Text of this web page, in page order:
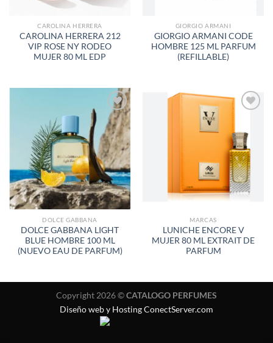
CAROLINA HERRERA
CAROLINA HERRERA 212
VIP ROSE NY RODEO
MUJER 80 ML EDP
GIORGIO ARMANI
GIORGIO ARMANI CODE
HOMBRE 125 ML PARFUM
(REFILLABLE)
AÑADIR
A LA
LISTA
DE
DESEOS
DOLCE GABBANA
DOLCE GABBANA LIGHT
BLUE HOMBRE 100 ML
(NUEVO EAU DE PARFUM)
AÑADIR
A LA
LISTA
DE
DESEOS
MARCAS
LUNICHE ENCORE V
MUJER 80 ML EXTRAIT DE
PARFUM
Copyright 2026 ©CATALOGO PERFUMES
Diseño web y Hosting ConectServer.com